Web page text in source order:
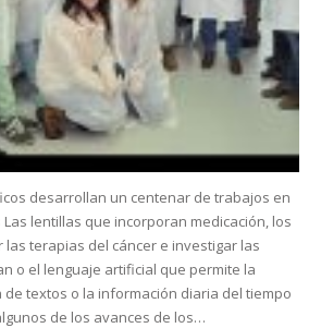
desarrollan un centenar de trabajos en
lentillas que incorporan medicación, los
terapias del cáncer e investigar las
o el lenguaje artificial que permite la
textos o la información diaria del tiempo
de los avances de los…